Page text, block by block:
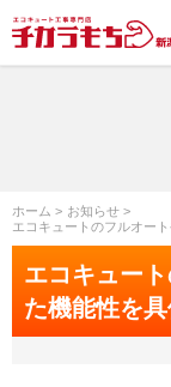
ホーム
お知らせ
エコキュートのフルオー
エコキュー
た機能性を